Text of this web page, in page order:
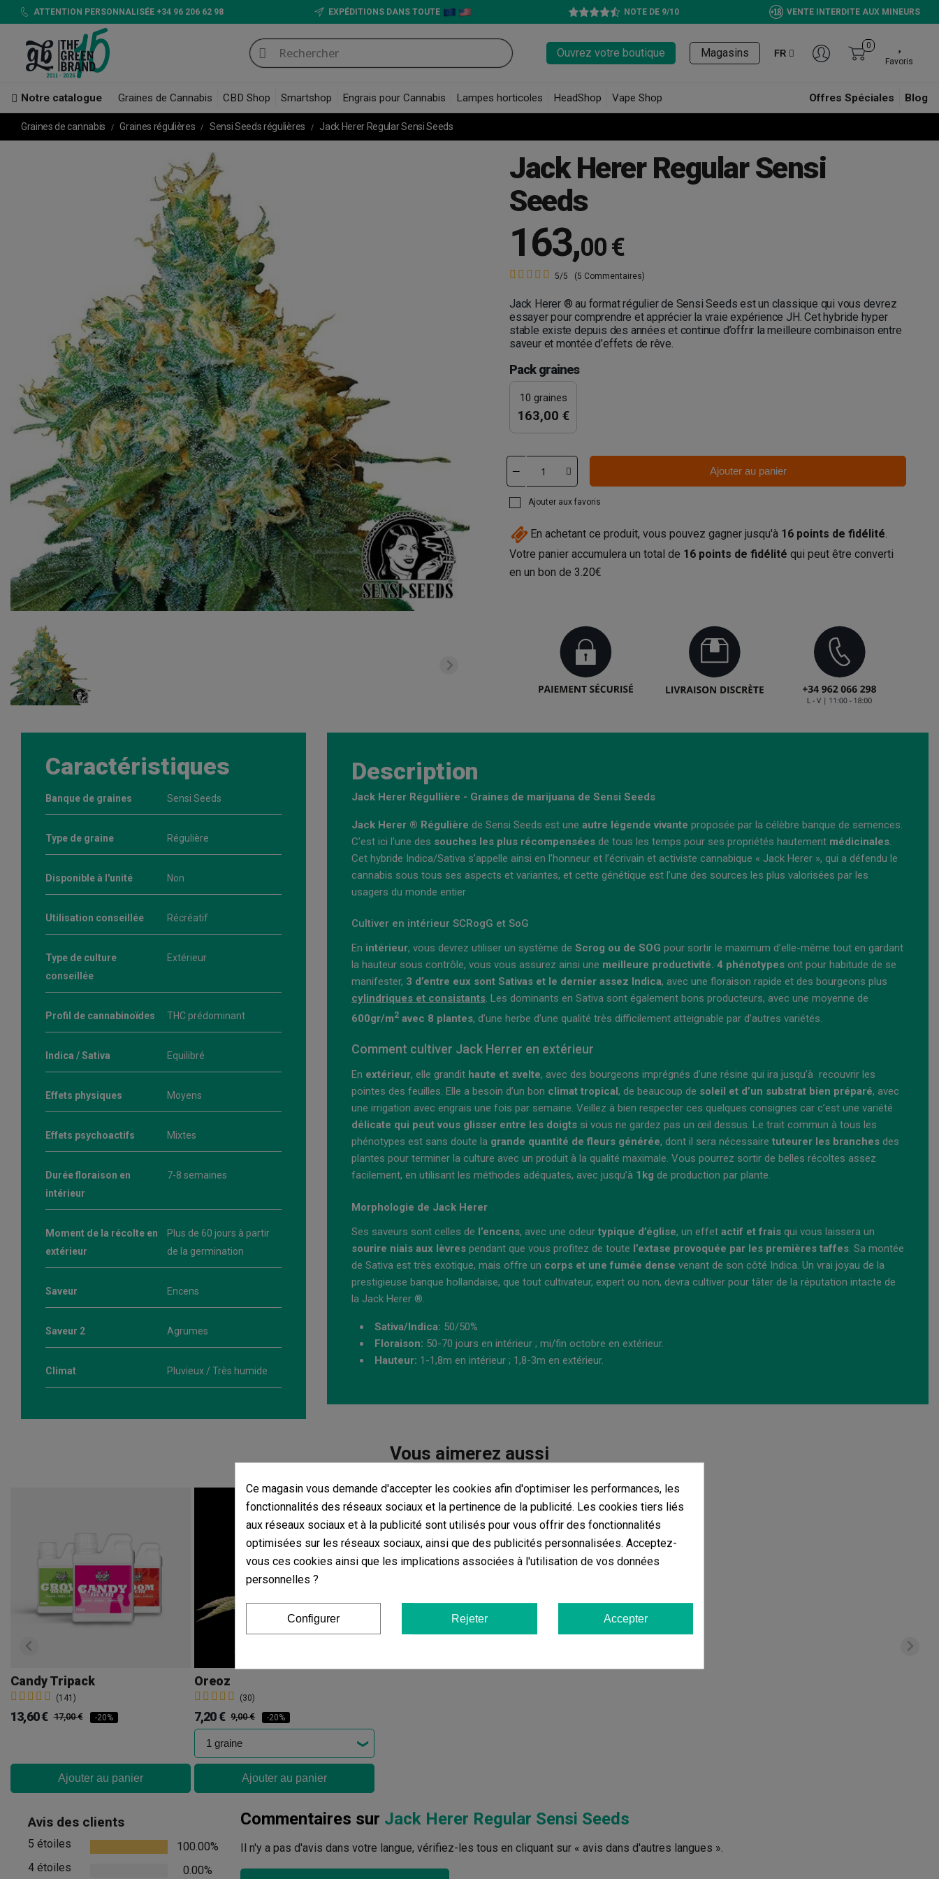
ATTENTION PERSONNALISÉE +34 96 206 62 98 EXPÉDITIONS DANS TOUTE NOTE DE 9/10 VENTE INTERDITE AUX MINEURS
Ouvrez votre boutique Magasins FR
0
Favoris
Notre catalogue Graines de Cannabis CBD Shop Smartshop Engrais pour Cannabis Lampes horticoles HeadShop Vape Shop Offres Spéciales Blog
Graines de cannabis Graines régulières Sensi Seeds régulières Jack Herer Regular Sensi Seeds
Jack Herer Regular Sensi
Seeds
163,00 €
5/5 (5 Commentaires)
Jack Herer ® au format régulier de Sensi Seeds est un classique qui vous devrez
essayer pour comprendre et apprécier la vraie expérience JH. Cet hybride hyper
stable existe depuis des années et continue d’offrir la meilleure combinaison entre
saveur et montée d’effets de rêve.
Pack graines
10 graines
163,00 €
Ajouter au panier
Ajouter aux favoris
En achetant ce produit, vous pouvez gagner jusqu'à 16 points de fidélité.
Votre panier accumulera un total de 16 points de fidélité qui peut être converti
en un bon de 3.20€
Caractéristiques
Banque de graines Sensi Seeds
Type de graine Régulière
Disponible à l'unité Non
Utilisation conseillée Récréatif
Type de culture
conseillée
Extérieur
Profil de cannabinoïdes THC prédominant
Indica / Sativa Equilibré
Effets physiques Moyens
Effets psychoactifs Mixtes
Durée floraison en
intérieur
7-8 semaines
Moment de la récolte en
extérieur
Plus de 60 jours à partir
de la germination
Saveur Encens
Saveur 2 Agrumes
Climat Pluvieux / Très humide
Description
Jack Herer Régullière - Graines de marijuana de Sensi Seeds
Jack Herer ® Régulière de Sensi Seeds est une autre légende vivante proposée par la célèbre banque de semences.
C’est ici l’une des souches les plus récompensées de tous les temps pour ses propriétés hautement médicinales.
Cet hybride Indica/Sativa s’appelle ainsi en l’honneur et l’écrivain et activiste cannabique « Jack Herer », qui a défendu le
cannabis sous tous ses aspects et variantes, et cette génétique est l’une des sources les plus valorisées par les
usagers du monde entier
Cultiver en intérieur SCRogG et SoG
En intérieur, vous devrez utiliser un système de Scrog ou de SOG pour sortir le maximum d’elle-même tout en gardant
la hauteur sous contrôle, vous vous assurez ainsi une meilleure productivité. 4 phénotypes ont pour habitude de se
manifester, 3 d’entre eux sont Sativas et le dernier assez Indica, avec une floraison rapide et des bourgeons plus
cylindriques et consistants. Les dominants en Sativa sont également bons producteurs, avec une moyenne de
600gr/m2 avec 8 plantes, d’une herbe d’une qualité très difficilement atteignable par d’autres variétés.
Comment cultiver Jack Herrer en extérieur
En extérieur, elle grandit haute et svelte, avec des bourgeons imprégnés d’une résine qui ira jusqu’à recouvrir les
pointes des feuilles. Elle a besoin d’un bon climat tropical , de beaucoup de soleil et d’un substrat bien préparé, avec
une irrigation avec engrais une fois par semaine. Veillez à bien respecter ces quelques consignes car c’est une variété
délicate qui peut vous glisser entre les doigts si vous ne gardez pas un œil dessus. Le trait commun à tous les
phénotypes est sans doute la grande quantité de fleurs générée, dont il sera nécessaire tuteurer les branches des
plantes pour terminer la culture avec un produit à la qualité maximale. Vous pourrez sortir de belles récoltes assez
facilement, en utilisant les méthodes adéquates, avec jusqu’à 1kg de production par plante.
Morphologie de Jack Herer
Ses saveurs sont celles de l’encens, avec une odeur typique d’église, un effet actif et frais qui vous laissera un
sourire niais aux lèvres pendant que vous profitez de toute l’extase provoquée par les premières taffes. Sa montée
de Sativa est très exotique, mais offre un corps et une fumée dense venant de son côté Indica. Un vrai joyau de la
prestigieuse banque hollandaise, que tout cultivateur, expert ou non, devra cultiver pour tâter de la réputation intacte de
la Jack Herer ®.
Sativa/Indica: 50/50%
Floraison: 50-70 jours en intérieur ; mi/fin octobre en extérieur.
Hauteur: 1-1,8m en intérieur ; 1,8-3m en extérieur.
Vous aimerez aussi
Candy Tripack
(141)
13,60 € 17,00 € -20%
Ajouter au panier
Oreoz
(30)
7,20 € 9,00 € -20%
Ajouter au panier
Avis des clients
5 étoiles
100.00%
4 étoiles
0.00%
Commentaires sur Jack Herer Regular Sensi Seeds
Il n'y a pas d'avis dans votre langue, vérifiez-les tous en cliquant sur « avis dans d'autres langues ».
Ce magasin vous demande d'accepter les cookies afin d'optimiser les performances, les
fonctionnalités des réseaux sociaux et la pertinence de la publicité. Les cookies tiers liés
aux réseaux sociaux et à la publicité sont utilisés pour vous offrir des fonctionnalités
optimisées sur les réseaux sociaux, ainsi que des publicités personnalisées. Acceptez-
vous ces cookies ainsi que les implications associées à l'utilisation de vos données
personnelles ?
Configurer Rejeter Accepter